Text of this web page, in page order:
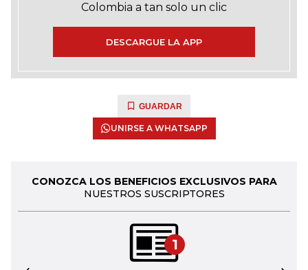
Colombia a tan solo un clic
DESCARGUE LA APP
GUARDAR
UNIRSE A WHATSAPP
CONOZCA LOS BENEFICIOS EXCLUSIVOS PARA
NUESTROS SUSCRIPTORES
1